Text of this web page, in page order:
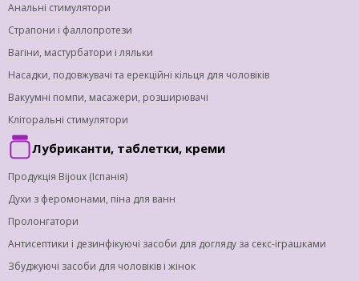
Анальні стимулятори
Страпони і фаллопротези
Вагіни, мастурбатори і ляльки
Насадки, подовжувачі та ерекційні кільця для чоловіків
Вакуумні помпи, масажери, розширювачі
Кліторальні стимулятори
Лубриканти, таблетки, креми
Продукція Bijoux (Іспанія)
Духи з феромонами, піна для ванн
Пролонгатори
Антисептики і дезинфікуючі засоби для догляду за секс-іграшками
Збуджуючі засоби для чоловіків і жінок